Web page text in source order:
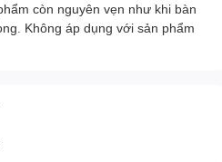
còn nguyên vẹn như khi bàn
Không áp dụng với sản phẩm